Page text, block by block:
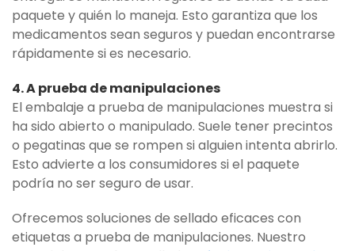
paquete y quién lo maneja. Esto garantiza que los
medicamentos sean seguros y puedan encontrarse
rápidamente si es necesario.
4. A prueba de manipulaciones
El embalaje a prueba de manipulaciones muestra si
ha sido abierto o manipulado. Suele tener precintos
o pegatinas que se rompen si alguien intenta abrirlo.
Esto advierte a los consumidores si el paquete
podría no ser seguro de usar.
Ofrecemos soluciones de sellado eficaces con
etiquetas a prueba de manipulaciones. Nuestro